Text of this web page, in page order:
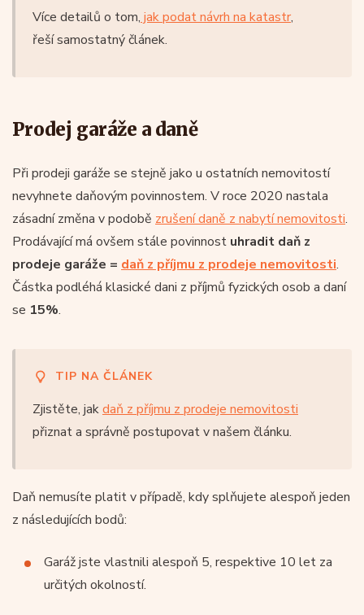
Více detailů o tom, jak podat návrh na katastr,
řeší samostatný článek.
Prodej garáže a daně
Při prodeji garáže se stejně jako u ostatních nemovitostí
nevyhnete daňovým povinnostem. V roce 2020 nastala
zásadní změna v podobě zrušení daně z nabytí nemovitosti.
Prodávající má ovšem stále povinnost uhradit daň z
prodeje garáže = daň z příjmu z prodeje nemovitosti.
Částka podléhá klasické dani z příjmů fyzických osob a daní
se 15%.
TIP NA ČLÁNEK
Zjistěte, jakdaň z příjmu z prodeje nemovitosti
přiznat a správně postupovat v našem článku.
Daň nemusíte platit v případě, kdy splňujete alespoň jeden
z následujících bodů:
Garáž jste vlastnili alespoň 5, respektive 10 let za
určitých okolností.